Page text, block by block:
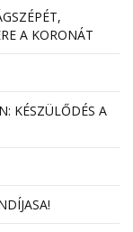
A KORONÁT
KÉSZÜLŐDÉS A